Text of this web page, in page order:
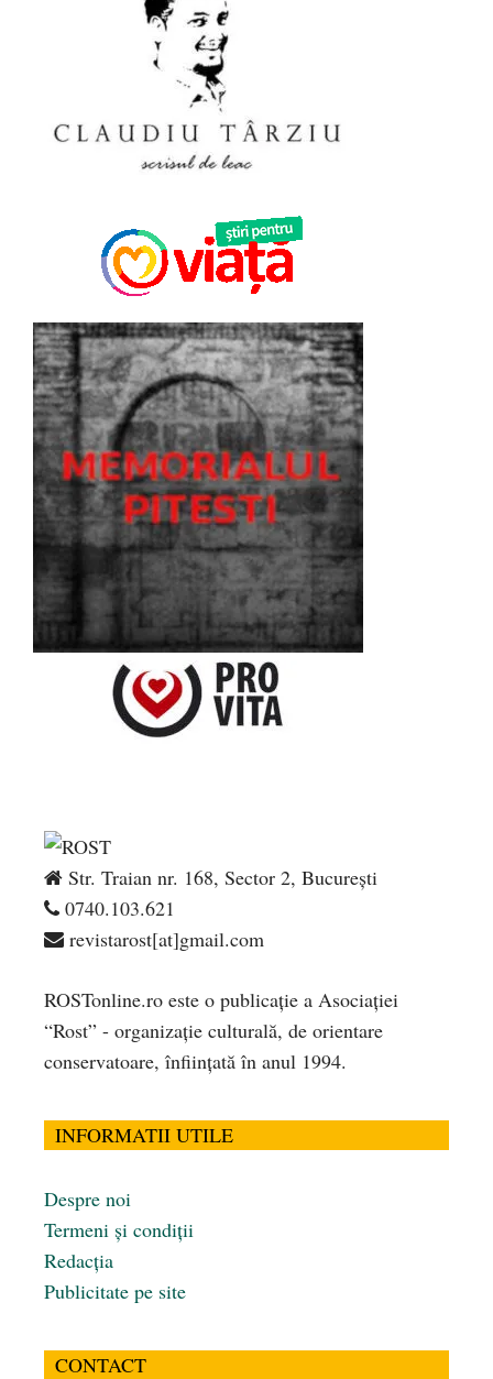
Str. Traian nr. 168, Sector 2, București
0740.103.621
revistarost[at]gmail.com
ROSTonline.ro este o publicaţie a Asociaţiei
“Rost” - organizaţie culturală, de orientare
conservatoare, înfiinţată în anul 1994.
INFORMATII UTILE
Despre noi
Termeni și condiții
Redacția
Publicitate pe site
CONTACT